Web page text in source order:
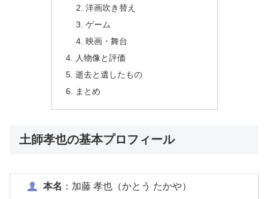
洋画吹き替え
ゲーム
映画・舞台
人物像と評価
逝去と遺したもの
まとめ
土師孝也の基本プロフィール
本名 ：加藤 孝也（かとう たかや）